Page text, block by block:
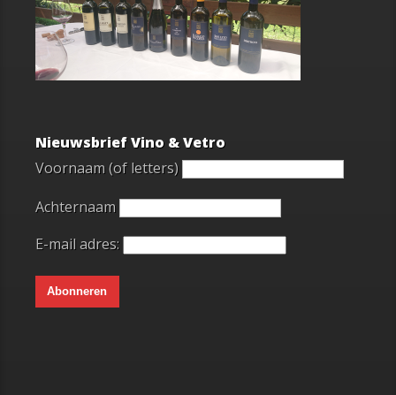
Nieuwsbrief Vino & Vetro
Voornaam (of letters)
Achternaam
E-mail adres: